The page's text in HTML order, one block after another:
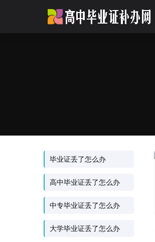
毕业证丢了怎么办
高中毕业证丢了怎么办
中专毕业证丢了怎么办
大学毕业证丢了怎么办